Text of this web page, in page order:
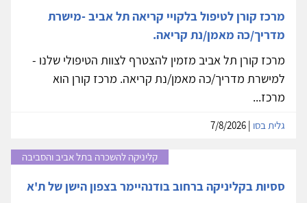
מרכז קורן לטיפול בלקויי קריאה תל אביב -מישרת
מדריך/כה מאמן/נת קריאה.
מרכז קורן תל אביב מזמין להצטרף לצוות הטיפולי שלנו -
למישרת מדריך/כה מאמן/נת קריאה. מרכז קורן הוא
מרכז...
גלית בסו
קליניקה להשכרה בתל אביב והסביבה
ססיות בקליניקה ברחוב בודנהיימר בצפון הישן של ת'א